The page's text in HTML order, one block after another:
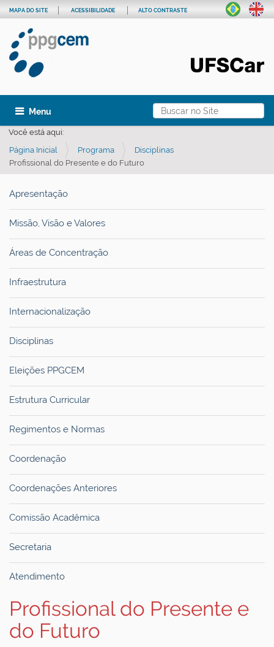
Busca
Busca Avançada…
MAPA DO SITE ACESSIBILIDADE ALTO CONTRASTE
Toggle navigation
Você está aqui:
Página Inicial
Programa
Disciplinas
Profissional do Presente e do Futuro
Apresentação
Missão, Visão e Valores
Áreas de Concentração
Infraestrutura
Internacionalização
Disciplinas
Eleições PPGCEM
Estrutura Curricular
Regimentos e Normas
Coordenação
Coordenações Anteriores
Comissão Acadêmica
Secretaria
Atendimento
Profissional do Presente e
do Futuro